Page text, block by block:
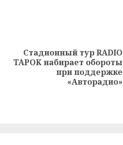
Предыдущая
Следующая
Стадионный тур RADIO
TAPOK набирает обороты
при поддержке
«Авторадио»